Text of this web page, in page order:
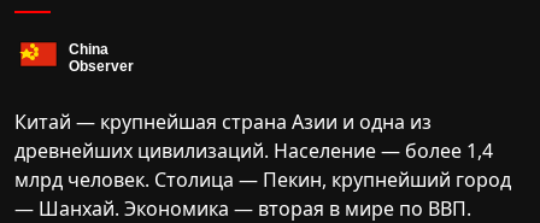
Китай — крупнейшая страна Азии и одна из
древнейших цивилизаций. Население — более 1,4
млрд человек. Столица — Пекин, крупнейший город
— Шанхай. Экономика — вторая в мире по ВВП.